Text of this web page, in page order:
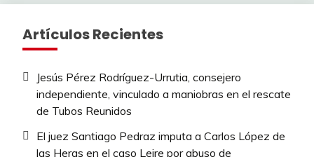
Artículos Recientes
Jesús Pérez Rodríguez-Urrutia, consejero
independiente, vinculado a maniobras en el rescate
de Tubos Reunidos
El juez Santiago Pedraz imputa a Carlos López de
las Heras en el caso Leire por abuso de